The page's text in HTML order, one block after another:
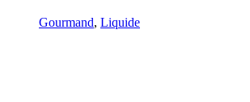
Gourmand, Liquide